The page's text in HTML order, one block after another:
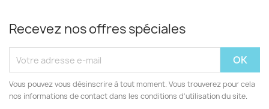
Recevez nos offres spéciales
Vous pouvez vous désinscrire à tout moment. Vous trouverez pour cela
nos informations de contact dans les conditions d'utilisation du site.